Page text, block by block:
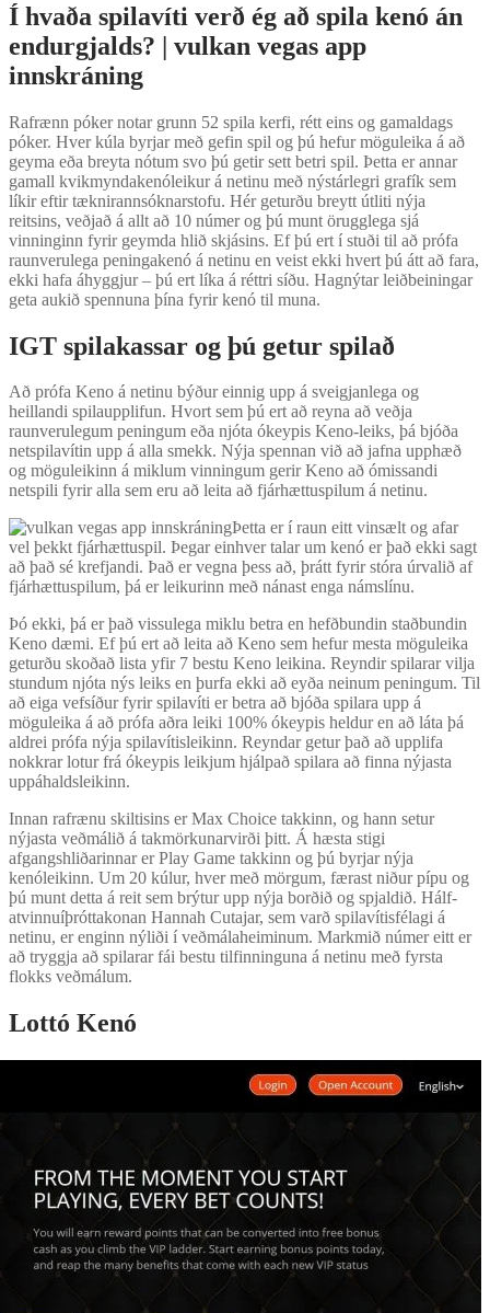
Í hvaða spilavíti verð ég að spila kenó án
endurgjalds? | vulkan vegas app
innskráning
Rafrænn póker notar grunn 52 spila kerfi, rétt eins og gamaldags
póker. Hver kúla byrjar með gefin spil og þú hefur möguleika á að
geyma eða breyta nótum svo þú getir sett betri spil. Þetta er annar
gamall kvikmyndakenóleikur á netinu með nýstárlegri grafík sem
líkir eftir tæknirannsóknarstofu. Hér geturðu breytt útliti nýja
reitsins, veðjað á allt að 10 númer og þú munt örugglega sjá
vinninginn fyrir geymda hlið skjásins. Ef þú ert í stuði til að prófa
raunverulega peningakenó á netinu en veist ekki hvert þú átt að fara,
ekki hafa áhyggjur – þú ert líka á réttri síðu. Hagnýtar leiðbeiningar
geta aukið spennuna þína fyrir kenó til muna.
IGT spilakassar og þú getur spilað
Að prófa Keno á netinu býður einnig upp á sveigjanlega og
heillandi spilaupplifun. Hvort sem þú ert að reyna að veðja
raunverulegum peningum eða njóta ókeypis Keno-leiks, þá bjóða
netspilavítin upp á alla smekk. Nýja spennan við að jafna upphæð
og möguleikinn á miklum vinningum gerir Keno að ómissandi
netspili fyrir alla sem eru að leita að fjárhættuspilum á netinu.
Þetta er í raun eitt vinsælt og afar
vel þekkt fjárhættuspil. Þegar einhver talar um kenó er það ekki sagt
að það sé krefjandi. Það er vegna þess að, þrátt fyrir stóra úrvalið af
fjárhættuspilum, þá er leikurinn með nánast enga námslínu.
Þó ekki, þá er það vissulega miklu betra en hefðbundin staðbundin
Keno dæmi. Ef þú ert að leita að Keno sem hefur mesta möguleika
geturðu skoðað lista yfir 7 bestu Keno leikina. Reyndir spilarar vilja
stundum njóta nýs leiks en þurfa ekki að eyða neinum peningum. Til
að eiga vefsíður fyrir spilavíti er betra að bjóða spilara upp á
möguleika á að prófa aðra leiki 100% ókeypis heldur en að láta þá
aldrei prófa nýja spilavítisleikinn. Reyndar getur það að upplifa
nokkrar lotur frá ókeypis leikjum hjálpað spilara að finna nýjasta
uppáhaldsleikinn.
Innan rafrænu skiltisins er Max Choice takkinn, og hann setur
nýjasta veðmálið á takmörkunarvirði þitt. Á hæsta stigi
afgangshliðarinnar er Play Game takkinn og þú byrjar nýja
kenóleikinn. Um 20 kúlur, hver með mörgum, færast niður pípu og
þú munt detta á reit sem brýtur upp nýja borðið og spjaldið. Hálf-
atvinnuíþróttakonan Hannah Cutajar, sem varð spilavítisfélagi á
netinu, er enginn nýliði í veðmálaheiminum. Markmið númer eitt er
að tryggja að spilarar fái bestu tilfinninguna á netinu með fyrsta
flokks veðmálum.
Lottó Kenó